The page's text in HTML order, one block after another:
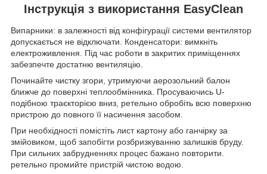
Інструкція з використання EasyClean
Випарники: в залежності від конфігурації системи вентилятор
допускається не відключати. Конденсатори: вимкніть
електроживлення. Під час роботи в закритих приміщеннях
забезпечте достатню вентиляцію.
Починайте чистку згори, утримуючи аерозольний балон
ближче до поверхні теплообмінника. Просуваючись U-
подібною траєкторією вниз, ретельно обробіть всю поверхню
пристрою до повного її насичення засобом.
При необхідності помістіть лист картону або ганчірку за
змійовиком, щоб запобігти розбризкуванню залишків бруду.
При сильних забрудненнях процес бажано повторити.
ретельно промийте пристрій чистою водою.